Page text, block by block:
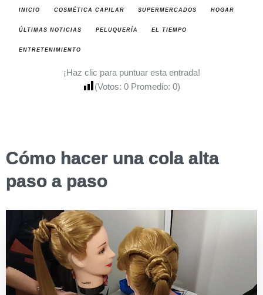
INICIO COSMÉTICA CAPILAR SUPERMERCADOS HOGAR
ÚLTIMAS NOTICIAS PELUQUERÍA EL TIEMPO
ENTRETENIMIENTO
¡Haz clic para puntuar esta entrada!
(Votos: 0 Promedio: 0)
Cómo hacer una cola alta
paso a paso